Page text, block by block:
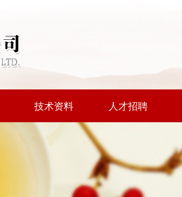
技术资料 人才招聘